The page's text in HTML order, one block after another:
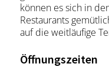
Ausflugsziele
Wein
Wandern
können es sich in
Restaurants
auf die weitläufige
Öffnungszeiten